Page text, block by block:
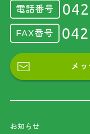
電話番号
FAX番号
メ
お知らせ